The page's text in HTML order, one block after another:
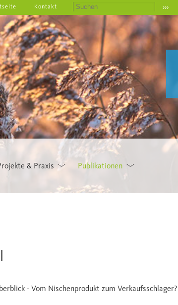
›››
Kontakt
& Praxis Publikationen
- Vom Nischenprodukt zum Verkaufsschlager?